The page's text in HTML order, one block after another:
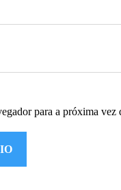
para a próxima vez